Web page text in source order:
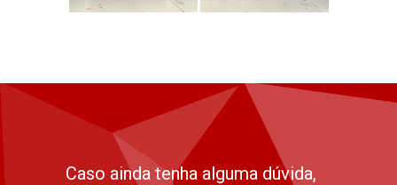
Caso ainda tenha alguma dúvida,